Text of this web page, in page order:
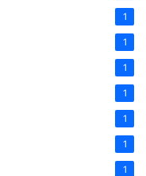
1
1
1
1
1
1
1